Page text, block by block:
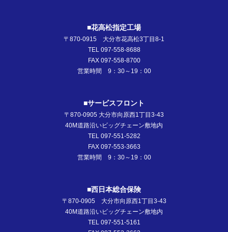
■花高松指定工場
〒870-0915 大分市花高松3丁目8-1
TEL 097-558-8688
FAX 097-558-8700
営業時間 9：30～19：00
■サービスフロント
〒870-0905 大分市向原西1丁目3-43
40M道路沿いビッグチェーン敷地内
TEL 097-551-5282
FAX 097-553-3663
営業時間 9：30～19：00
■西日本総合保険
〒870-0905 大分市向原西1丁目3-43
40M道路沿いビッグチェーン敷地内
TEL 097-551-5161